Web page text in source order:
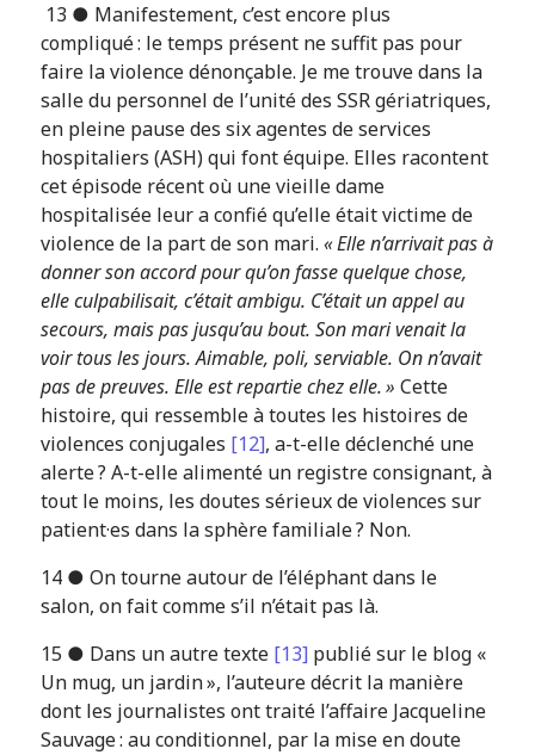
13 ● Manifestement, c’est encore plus
compliqué : le temps présent ne suffit pas pour
faire la violence dénonçable. Je me trouve dans la
salle du personnel de l’unité des SSR gériatriques,
en pleine pause des six agentes de services
hospitaliers (ASH) qui font équipe. Elles racontent
cet épisode récent où une vieille dame
hospitalisée leur a confié qu’elle était victime de
violence de la part de son mari. « Elle n’arrivait pas à
donner son accord pour qu’on fasse quelque chose,
elle culpabilisait, c’était ambigu. C’était un appel au
secours, mais pas jusqu’au bout. Son mari venait la
voir tous les jours. Aimable, poli, serviable. On n’avait
pas de preuves. Elle est repartie chez elle. » Cette
histoire, qui ressemble à toutes les histoires de
violences conjugales [12], a-t-elle déclenché une
alerte ? A-t-elle alimenté un registre consignant, à
tout le moins, les doutes sérieux de violences sur
patient·es dans la sphère familiale ? Non.
14 ● On tourne autour de l’éléphant dans le
salon, on fait comme s’il n’était pas là.
15 ● Dans un autre texte [13]publié sur le blog «
Un mug, un jardin », l’auteure décrit la manière
dont les journalistes ont traité l’affaire Jacqueline
Sauvage : au conditionnel, par la mise en doute